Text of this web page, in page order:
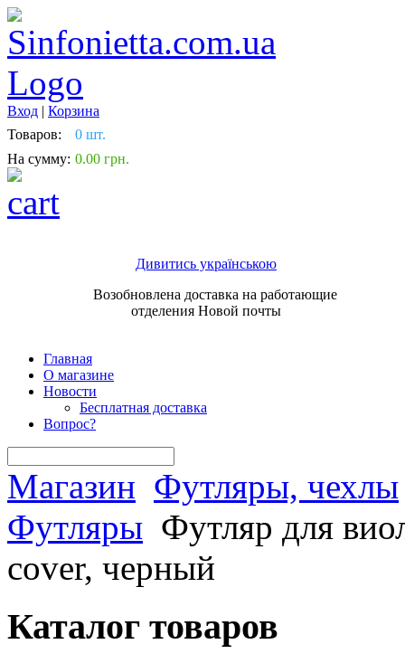
Вход | Корзина
Товаров:
0 шт.
На сумму: 0.00 грн.
Дивитись українською
Возобновлена доставка на работающие
отделения Новой почты
Главная
О магазине
Новости
Бесплатная доставка
Вопрос?
Магазин Футляры, чехлы
Футляры Футляр для
cover, черный
Каталог товаров